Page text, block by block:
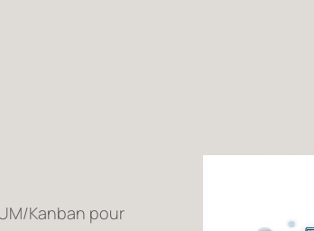
Kanban pour